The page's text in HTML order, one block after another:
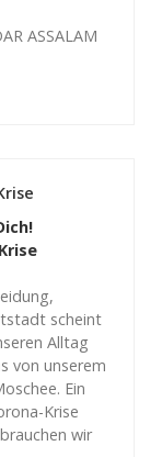
ASSALAM
scheint
Alltag
von unserem
Ein
Krise
wir